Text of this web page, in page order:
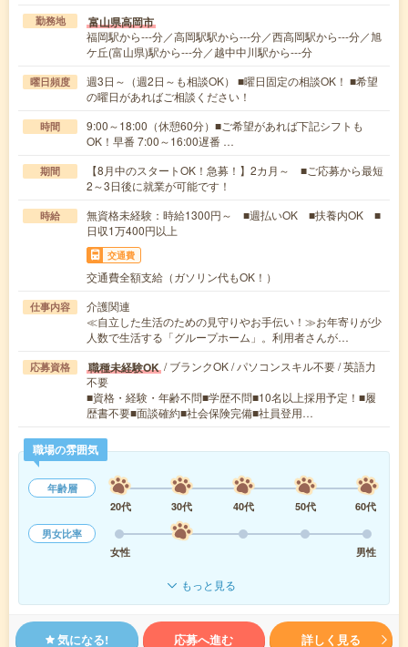
勤務地 富山県高岡市
福岡駅から---分／高岡駅駅から---分／西高岡駅から---分／旭
ケ丘(富山県)駅から---分／越中中川駅から---分
曜日頻度
週3日～（週2日～も相談OK） ■曜日固定の相談OK！ ■希望
の曜日があればご相談ください！
時間
9:00～18:00（休憩60分）■ご希望があれば下記シフトも
OK！早番 7:00～16:00遅番 …
期間
【8月中のスタートOK！急募！】2カ月～ ■ご応募から最短
2～3日後に就業が可能です！
時給
無資格未経験：時給1300円～ ■週払いOK ■扶養内OK ■
日収1万400円以上
交通費
交通費全額支給（ガソリン代もOK！）
仕事内容
介護関連
≪自立した生活のための見守りやお手伝い！≫お年寄りが少
人数で生活する「グループホーム」。利用者さんが…
応募資格 職種未経験OK / ブランクOK / パソコンスキル不要 / 英語力
不要
■資格・経験・年齢不問■学歴不問■10名以上採用予定！■履
歴書不要■面談確約■社会保険完備■社員登用…
職場の雰囲気
年齢層
20代
30代 40代 50代
60代
男女比率
女性
男性
もっと見る
気になる! 応募へ進む 詳しく見る